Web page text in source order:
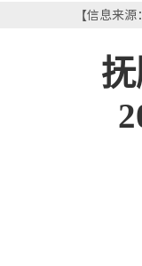
【信息来